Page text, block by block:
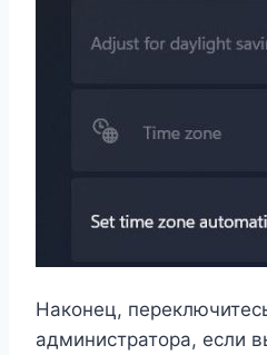
Наконец,
администратора, если